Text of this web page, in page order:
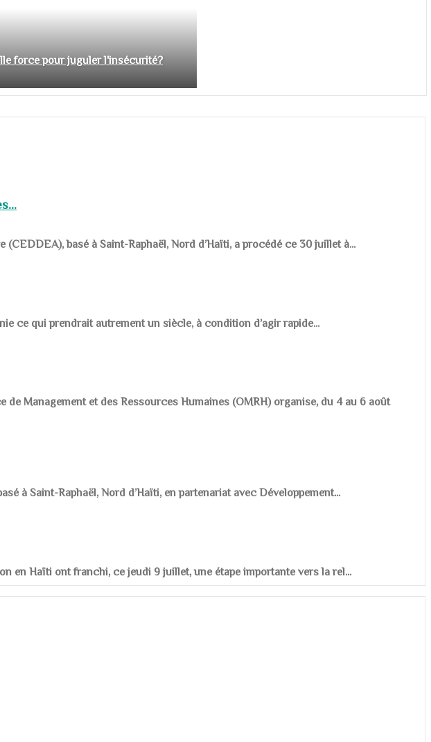
force pour juguler l'insécurité?
basé à Saint-Raphaël, Nord d’Haïti, a procédé ce 30 juillet à...
ce qui prendrait autrement un siècle, à condition d’agir rapide...
Management et des Ressources Humaines (OMRH) organise, du 4 au 6 août
à Saint-Raphaël, Nord d’Haïti, en partenariat avec Développement...
en Haïti ont franchi, ce jeudi 9 juillet, une étape importante vers la rel...